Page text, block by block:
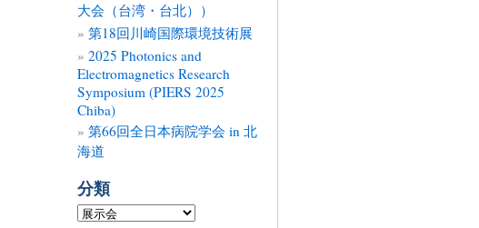
大会（台湾・台北））
第18回川崎国際環境技術展
2025 Photonics and
Electromagnetics Research
Symposium (PIERS 2025
Chiba)
第66回全日本病院学会 in 北
海道
分類
分